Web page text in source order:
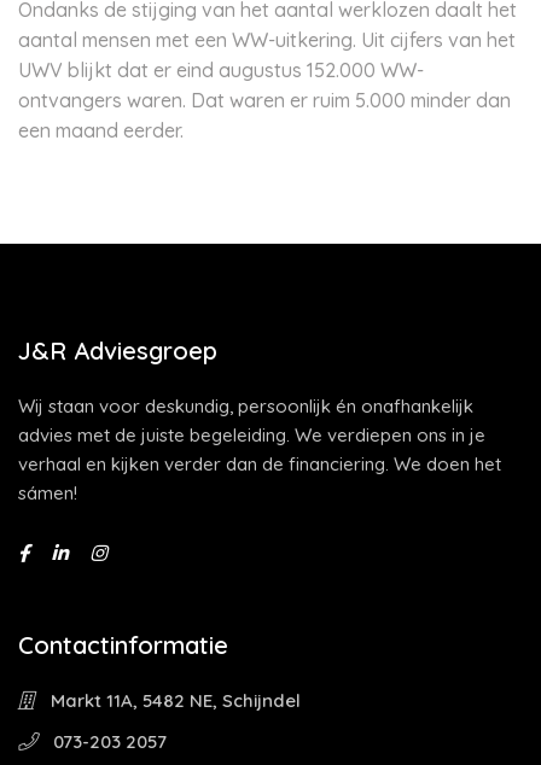
Ondanks de stijging van het aantal werklozen daalt het
aantal mensen met een WW-uitkering. Uit cijfers van het
UWV blijkt dat er eind augustus 152.000 WW-
ontvangers waren. Dat waren er ruim 5.000 minder dan
een maand eerder.
J&R Adviesgroep
Wij staan voor deskundig, persoonlijk én onafhankelijk
advies met de juiste begeleiding. We verdiepen ons in je
verhaal en kijken verder dan de financiering. We doen het
sámen!
Contactinformatie
Markt 11A, 5482 NE, Schijndel
073-203 2057